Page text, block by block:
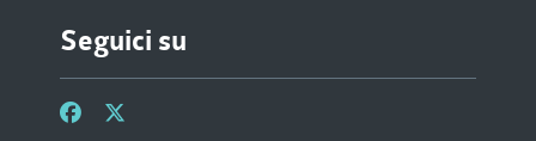
Seguici su